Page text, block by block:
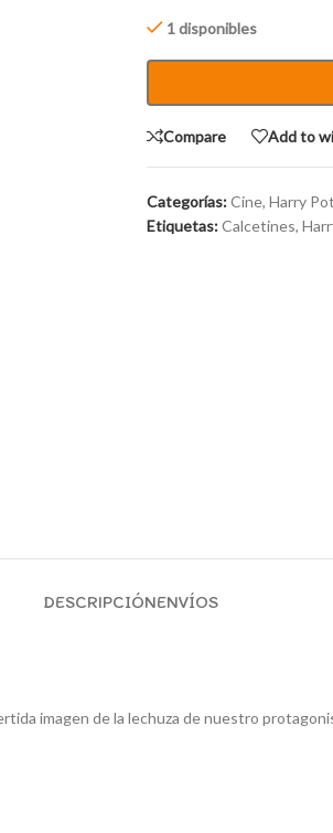
1 disponibles
Compare Add to
Categorías:Cine, Harry
Etiquetas:Calcetines,
DESCRIPCIÓNENVÍOS
imagen de la lechuza de nuestro